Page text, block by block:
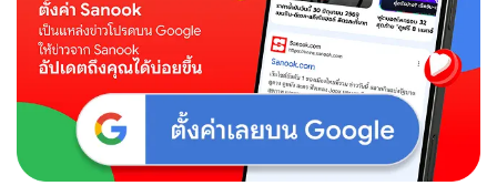
เฉือน
เบน
1+คลิป